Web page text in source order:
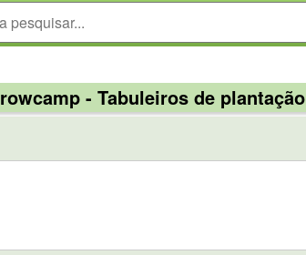
- Tabuleiros de plantação